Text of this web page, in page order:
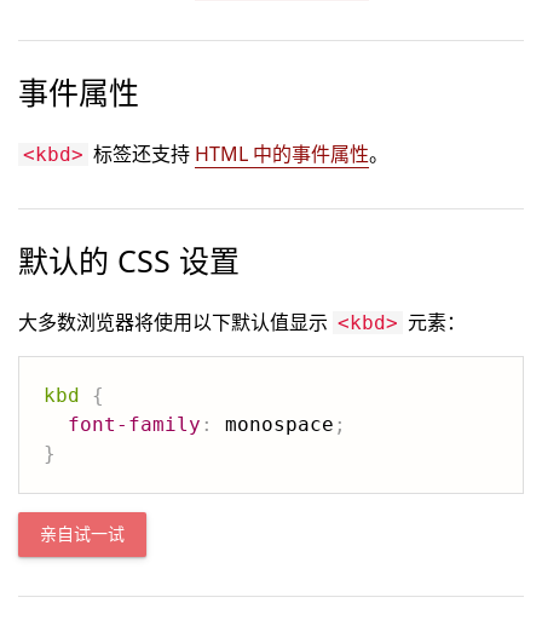
事件属性
<kbd> 标签还支持 HTML 中的事件属性。
默认的 CSS 设置
大多数浏览器将使用以下默认值显示 <kbd> 元素：
kbd
{
font-family : monospace ;
}
亲自试一试